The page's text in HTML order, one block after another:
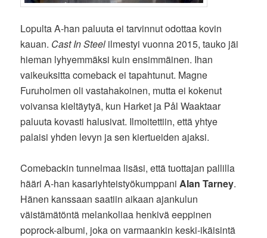
Lopulta A-han paluuta ei tarvinnut odottaa kovin
kauan. Cast In Steel ilmestyi vuonna 2015, tauko jäi
hieman lyhyemmäksi kuin ensimmäinen. Ihan
vaikeuksitta comeback ei tapahtunut. Magne
Furuholmen oli vastahakoinen, mutta ei kokenut
voivansa kieltäytyä, kun Harket ja Pål Waaktaar
paluuta kovasti halusivat. Ilmoitettiin, että yhtye
palaisi yhden levyn ja sen kiertueiden ajaksi.
Comebackin tunnelmaa lisäsi, että tuottajan pallilla
hääri A-han kasariyhteistyökumppaniAlan Tarney.
Hänen kanssaan saatiin aikaan ajankulun
väistämätöntä melankoliaa henkivä eeppinen
poprock-albumi, joka on varmaankin keski-ikäisintä